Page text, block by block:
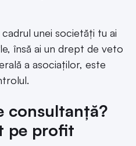
unei societăți tu ai
însă ai un drept de veto
a asociaților, este
consultanță?
pe profit